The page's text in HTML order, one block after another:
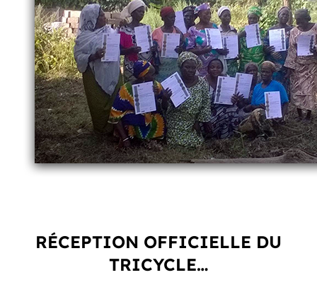
RÉCEPTION OFFICIELLE DU
TRICYCLE…